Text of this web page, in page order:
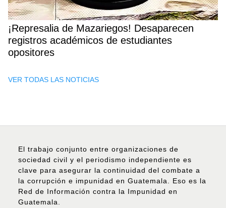
¡Represalia de Mazariegos! Desaparecen
registros académicos de estudiantes
opositores
VER TODAS LAS NOTICIAS
El trabajo conjunto entre organizaciones de
sociedad civil y el periodismo independiente es
clave para asegurar la continuidad del combate a
la corrupción e impunidad en Guatemala. Eso es la
Red de Información contra la Impunidad en
Guatemala.